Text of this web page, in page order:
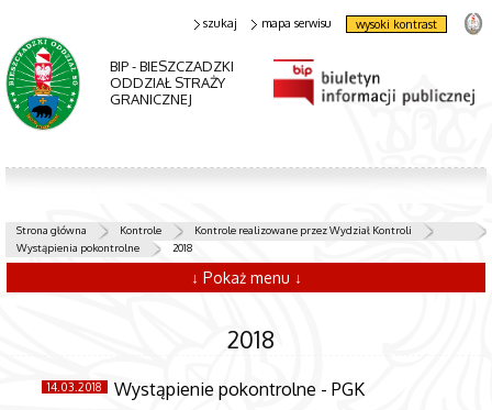
BIP - BIESZCZADZKI
ODDZIAŁ STRAŻY
GRANICZNEJ
szukaj mapa serwisu wysoki kontrast
Strona główna Kontrole
Kontrole realizowane przez Wydział Kontroli
Wystąpienia pokontrolne
2018
↓ Pokaż menu ↓
2018
14.03.2018 Wystąpienie pokontrolne - PGK